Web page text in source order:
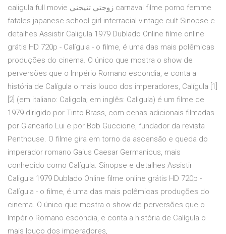
caligula full movie زوجتي تنيجني carnaval filme porno femme
fatales japanese school girl interracial vintage cult Sinopse e
detalhes Assistir Caligula 1979 Dublado Online filme online
grátis HD 720p - Calígula - o filme, é uma das mais polêmicas
produções do cinema. O único que mostra o show de
perversões que o Império Romano escondia, e conta a
história de Calígula o mais louco dos imperadores, Calígula [1]
[2] (em italiano: Caligola; em inglês: Caligula) é um filme de
1979 dirigido por Tinto Brass, com cenas adicionais filmadas
por Giancarlo Lui e por Bob Guccione, fundador da revista
Penthouse. O filme gira em torno da ascensão e queda do
imperador romano Gaius Caesar Germanicus, mais
conhecido como Calígula. Sinopse e detalhes Assistir
Caligula 1979 Dublado Online filme online grátis HD 720p -
Calígula - o filme, é uma das mais polêmicas produções do
cinema. O único que mostra o show de perversões que o
Império Romano escondia, e conta a história de Calígula o
mais louco dos imperadores,